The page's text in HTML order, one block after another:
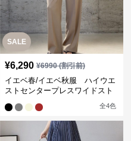
SALE
¥6,290 ¥6990(割引前)
イエベ春/イエベ秋服 ハイウエ
ストセンタープレスワイドスト
全4色